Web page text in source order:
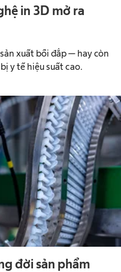
in 3D mở ra
xuất bồi đắp — hay còn
y tế hiệu suất cao.
đời sản phẩm